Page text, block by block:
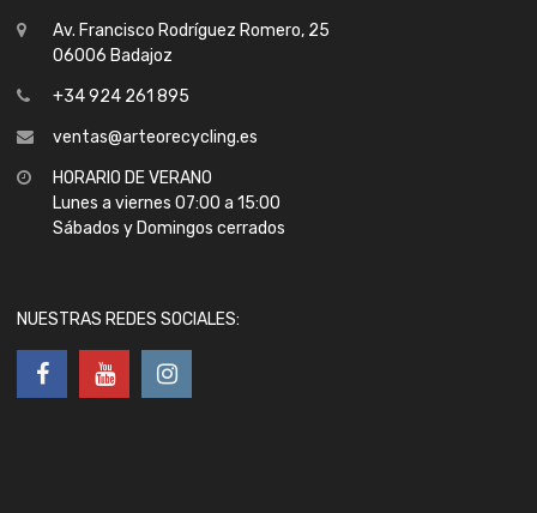
Av. Francisco Rodríguez Romero, 25
06006 Badajoz
+34 924 261 895
ventas@arteorecycling.es
HORARIO DE VERANO
Lunes a viernes 07:00 a 15:00
Sábados y Domingos cerrados
NUESTRAS REDES SOCIALES: